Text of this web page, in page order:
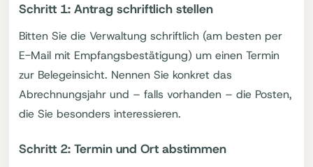
Schritt 1: Antrag schriftlich stellen
Bitten Sie die Verwaltung schriftlich (am besten per
E-Mail mit Empfangsbestätigung) um einen Termin
zur Belegeinsicht. Nennen Sie konkret das
Abrechnungsjahr und – falls vorhanden – die Posten,
die Sie besonders interessieren.
Schritt 2: Termin und Ort abstimmen